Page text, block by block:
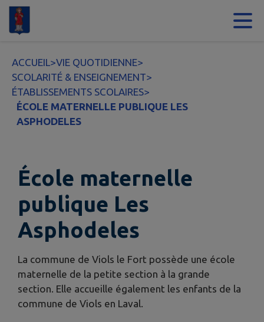
ACCUEIL>VIE QUOTIDIENNE>
SCOLARITÉ & ENSEIGNEMENT>
ÉTABLISSEMENTS SCOLAIRES>
ÉCOLE MATERNELLE PUBLIQUE LES
ASPHODELES
École maternelle
publique Les
Asphodeles
La commune de Viols le Fort possède une école
maternelle de la petite section à la grande
section. Elle accueille également les enfants de la
commune de Viols en Laval.